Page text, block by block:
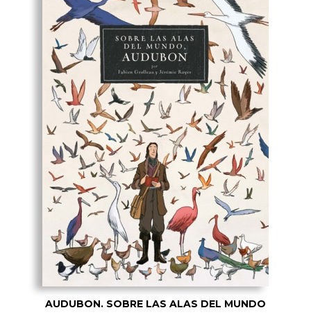
AUDUBON. SOBRE LAS ALAS DEL MUNDO